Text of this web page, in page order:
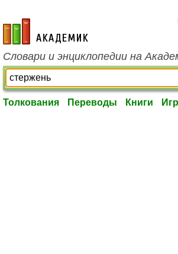
academic.ru
Словари и энциклопедии на
Толкования Переводы Книги